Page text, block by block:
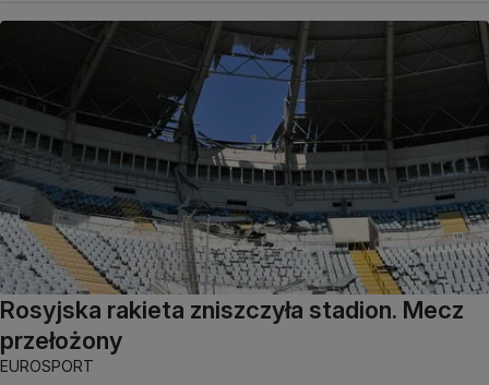
Rosyjska rakieta zniszczyła stadion. Mecz
przełożony
EUROSPORT